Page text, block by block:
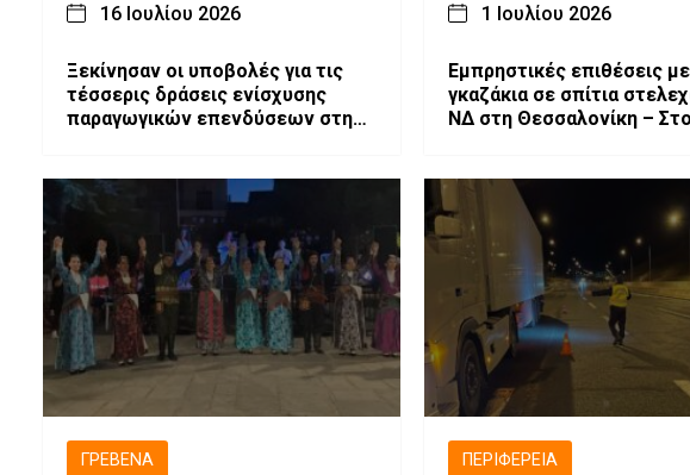
16 Ιουλίου 2026
Ξεκίνησαν οι υποβολές για τις
τέσσερις δράσεις ενίσχυσης
παραγωγικών επενδύσεων στη
1 Ιουλίου 2026
Εμπρηστικές επιθέσεις με
γκαζάκια σε σπίτια
ΝΔ στη Θεσσαλονίκη – Στο
ΓΡΕΒΕΝΆ ΠΕΡΙΦΈΡΕΙΑ